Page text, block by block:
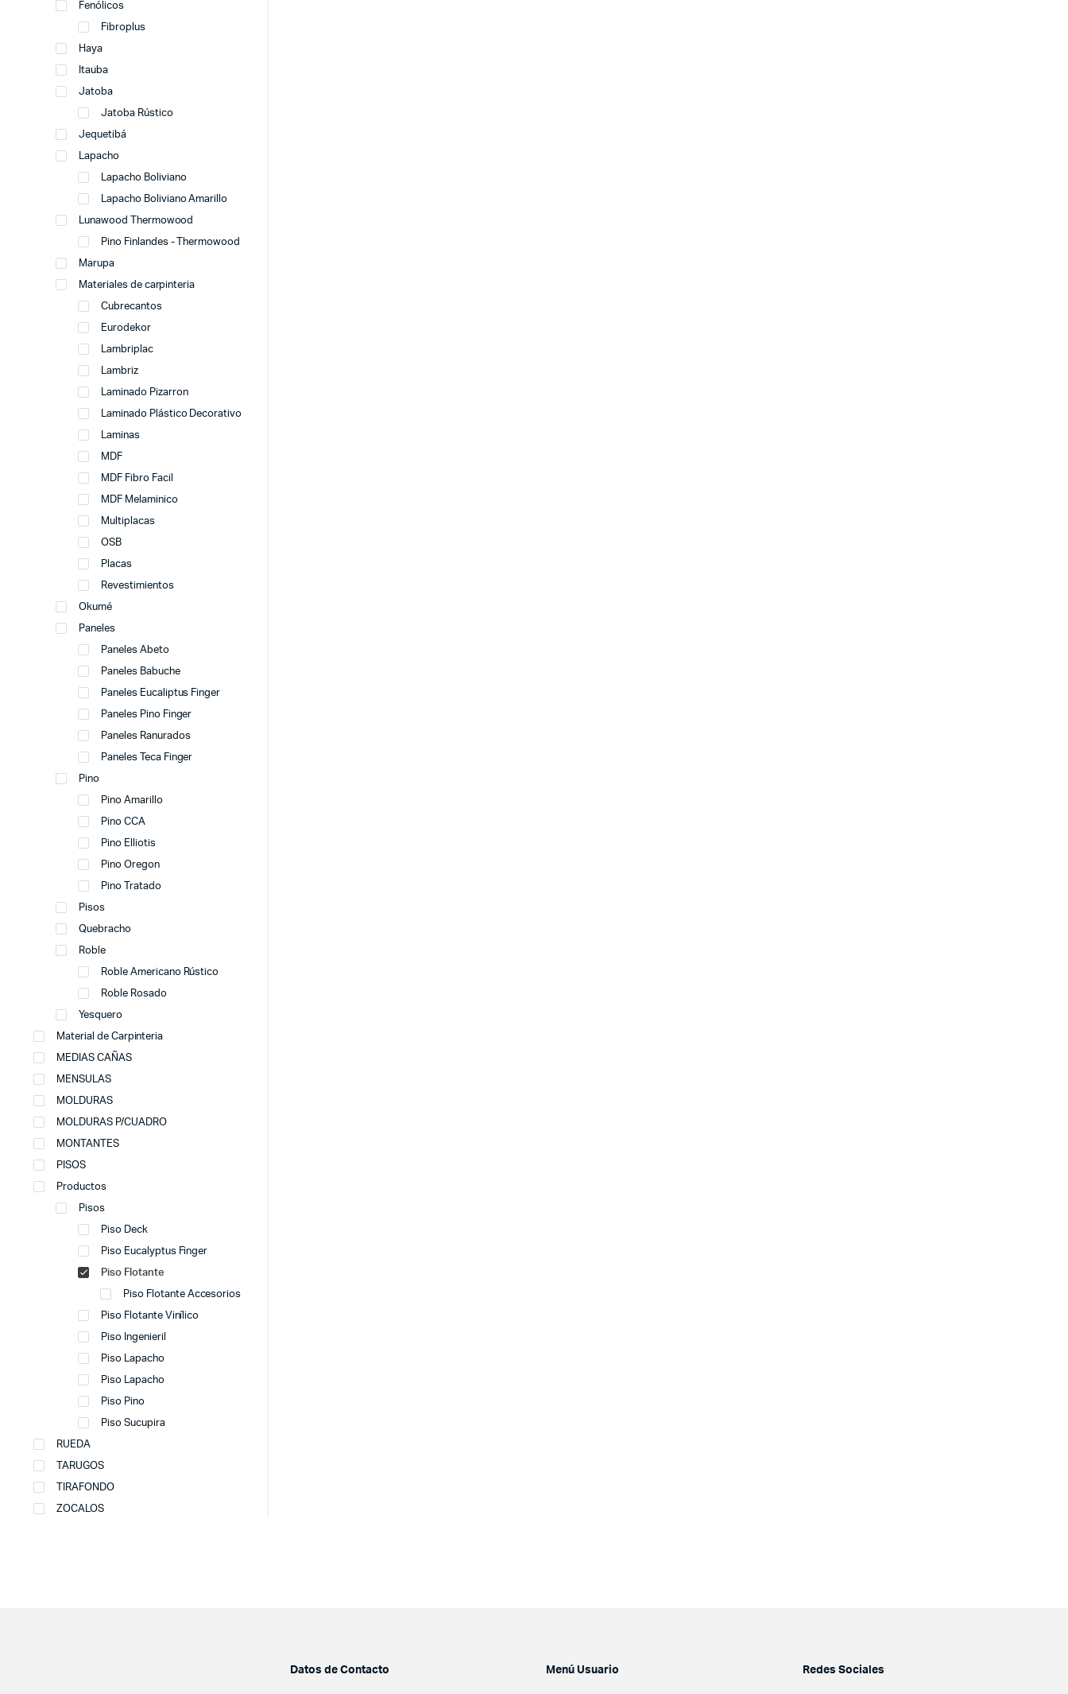
Fenólicos
Fibroplus
Haya
Itauba
Jatoba
Jatoba Rústico
Jequetibá
Lapacho
Lapacho Boliviano
Lapacho Boliviano Amarillo
Lunawood Thermowood
Pino Finlandes - Thermowood
Marupa
Materiales de carpinteria
Cubrecantos
Eurodekor
Lambriplac
Lambriz
Laminado Pizarron
Laminado Plástico Decorativo
Laminas
MDF
MDF Fibro Facil
MDF Melaminico
Multiplacas
OSB
Placas
Revestimientos
Okumé
Paneles
Paneles Abeto
Paneles Babuche
Paneles Eucaliptus Finger
Paneles Pino Finger
Paneles Ranurados
Paneles Teca Finger
Pino
Pino Amarillo
Pino CCA
Pino Elliotis
Pino Oregon
Pino Tratado
Pisos
Quebracho
Roble
Roble Americano Rústico
Roble Rosado
Yesquero
Material de Carpinteria
MEDIAS CAÑAS
MENSULAS
MOLDURAS
MOLDURAS P/CUADRO
MONTANTES
PISOS
Productos
Pisos
Piso Deck
Piso Eucalyptus Finger
Piso Flotante
Piso Flotante Accesorios
Piso Flotante Vinílico
Piso Ingenieril
Piso Lapacho
Piso Lapacho
Piso Pino
Piso Sucupira
RUEDA
TARUGOS
TIRAFONDO
ZOCALOS
Datos de Contacto Menú Usuario Redes Sociales